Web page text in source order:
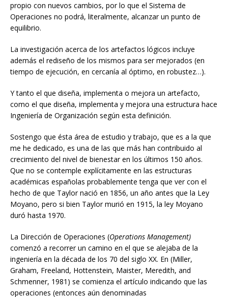
propio con nuevos cambios, por lo que el Sistema de
Operaciones no podrá, literalmente, alcanzar un punto de
equilibrio.
La investigación acerca de los artefactos lógicos incluye
además el rediseño de los mismos para ser mejorados (en
tiempo de ejecución, en cercanía al óptimo, en robustez…).
Y tanto el que diseña, implementa o mejora un artefacto,
como el que diseña, implementa y mejora una estructura hace
Ingeniería de Organización según esta definición.
Sostengo que ésta área de estudio y trabajo, que es a la que
me he dedicado, es una de las que más han contribuido al
crecimiento del nivel de bienestar en los últimos 150 años.
Que no se contemple explícitamente en las estructuras
académicas españolas probablemente tenga que ver con el
hecho de que Taylor nació en 1856, un año antes que la Ley
Moyano, pero si bien Taylor murió en 1915, la ley Moyano
duró hasta 1970.
La Dirección de Operaciones (Operations Management)
comenzó a recorrer un camino en el que se alejaba de la
ingeniería en la década de los 70 del siglo XX. En (Miller,
Graham, Freeland, Hottenstein, Maister, Meredith, and
Schmenner, 1981) se comienza el artículo indicando que las
operaciones (entonces aún denominadas